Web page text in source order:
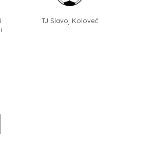
TJ Slavoj Koloveč